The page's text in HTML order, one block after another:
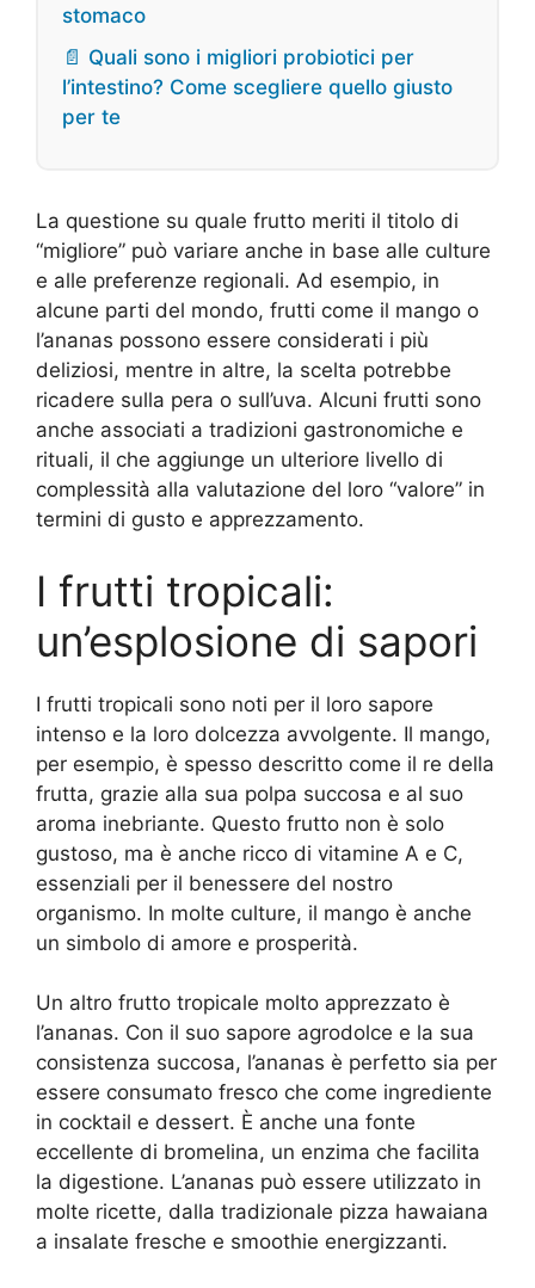
stomaco
📄 Quali sono i migliori probiotici per
l’intestino? Come scegliere quello giusto
per te
La questione su quale frutto meriti il titolo di
“migliore” può variare anche in base alle culture
e alle preferenze regionali. Ad esempio, in
alcune parti del mondo, frutti come il mango o
l’ananas possono essere considerati i più
deliziosi, mentre in altre, la scelta potrebbe
ricadere sulla pera o sull’uva. Alcuni frutti sono
anche associati a tradizioni gastronomiche e
rituali, il che aggiunge un ulteriore livello di
complessità alla valutazione del loro “valore” in
termini di gusto e apprezzamento.
I frutti tropicali:
un’esplosione di sapori
I frutti tropicali sono noti per il loro sapore
intenso e la loro dolcezza avvolgente. Il mango,
per esempio, è spesso descritto come il re della
frutta, grazie alla sua polpa succosa e al suo
aroma inebriante. Questo frutto non è solo
gustoso, ma è anche ricco di vitamine A e C,
essenziali per il benessere del nostro
organismo. In molte culture, il mango è anche
un simbolo di amore e prosperità.
Un altro frutto tropicale molto apprezzato è
l’ananas. Con il suo sapore agrodolce e la sua
consistenza succosa, l’ananas è perfetto sia per
essere consumato fresco che come ingrediente
in cocktail e dessert. È anche una fonte
eccellente di bromelina, un enzima che facilita
la digestione. L’ananas può essere utilizzato in
molte ricette, dalla tradizionale pizza hawaiana
a insalate fresche e smoothie energizzanti.